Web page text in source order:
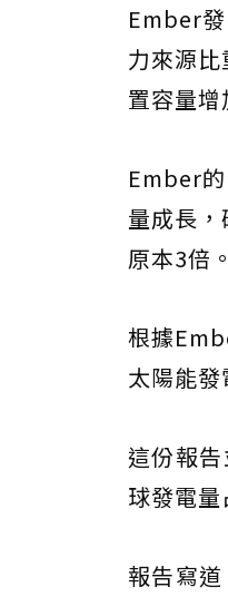
Ember
力來源
置容量增
Ember
量成長
原本3倍。
根據
太陽能
這份報
球發電
報告寫